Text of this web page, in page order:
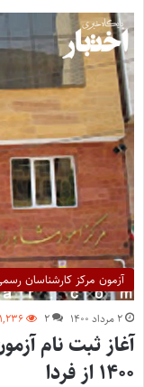
آزمون مرکز کارشناسان
۲ مرداد ۱۴۰۰ ۲ ۱,۲۳۶
آغاز ثبت نام
۱۴۰۰ از فردا